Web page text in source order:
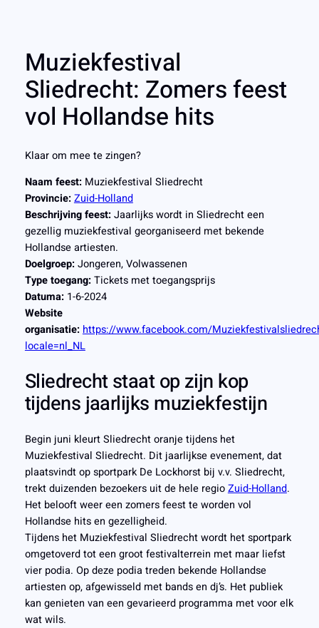
Muziekfestival
Sliedrecht: Zomers feest
vol Hollandse hits
Klaar om mee te zingen?
Naam feest: Muziekfestival Sliedrecht
Provincie: Zuid-Holland
Beschrijving feest: Jaarlijks wordt in Sliedrecht een
gezellig muziekfestival georganiseerd met bekende
Hollandse artiesten.
Doelgroep: Jongeren, Volwassenen
Type toegang: Tickets met toegangsprijs
Datuma: 1-6-2024
Website
organisatie: https://www.facebook.com/
locale=nl_NL
Sliedrecht staat op zijn kop
tijdens jaarlijks muziekfestijn
Begin juni kleurt Sliedrecht oranje tijdens het
Muziekfestival Sliedrecht. Dit jaarlijkse evenement, dat
plaatsvindt op sportpark De Lockhorst bij v.v. Sliedrecht,
trekt duizenden bezoekers uit de hele regioZuid-Holland.
Het belooft weer een zomers feest te worden vol
Hollandse hits en gezelligheid.
Tijdens het Muziekfestival Sliedrecht wordt het sportpark
omgetoverd tot een groot festivalterrein met maar liefst
vier podia. Op deze podia treden bekende Hollandse
artiesten op, afgewisseld met bands en dj’s. Het publiek
kan genieten van een gevarieerd programma met voor elk
wat wils.